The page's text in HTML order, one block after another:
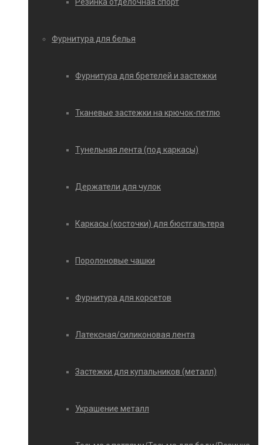
Фурнитура для белья
Фурнитура для бретелей и застежки
Тканевые застежки на крючок-петлю
Тунельная лента (под каркасы)
Держатели для чулок
Каркасы (косточки) для бюстгальтера
Поролоновые чашки
Фурнитура для корсетов
Латексная/силиконовая лента
Застежки для купальников (металл)
Украшение металл